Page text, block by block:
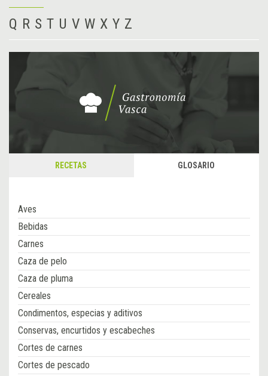
Q R S T U V W X Y Z
RECETAS GLOSARIO
Aves
Bebidas
Carnes
Caza de pelo
Caza de pluma
Cereales
Condimentos, especias y aditivos
Conservas, encurtidos y escabeches
Cortes de carnes
Cortes de pescado